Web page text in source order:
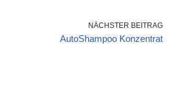
NÄCHSTER BEITRAG
AutoShampoo Konzentrat